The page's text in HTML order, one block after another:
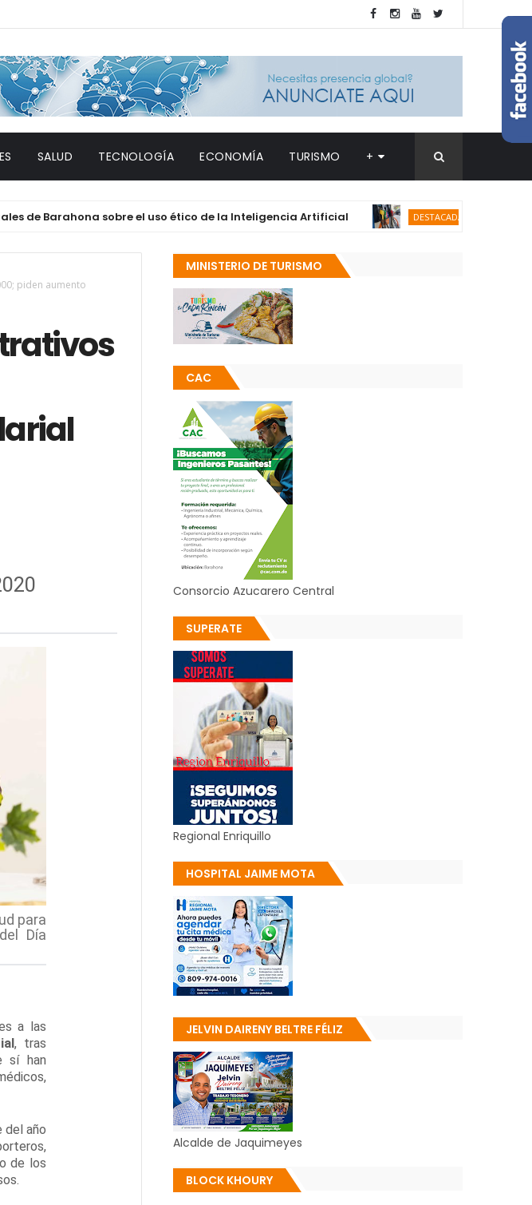
SALUD TECNOLOGÍA ECONOMÍA TURISMO +
sobre el uso ético de la Inteligencia Artificial DESTACADAS Gasolina y gasoil
piden aumento
para
Día
a las
, tras
sí han
del año
de los
MINISTERIO DE TURISMO
CAC
Consorcio Azucarero Central
SUPERATE
Regional Enriquillo
HOSPITAL JAIME MOTA
JELVIN DAIRENY BELTRE FÉLIZ
Alcalde de Jaquimeyes
BLOCK KHOURY